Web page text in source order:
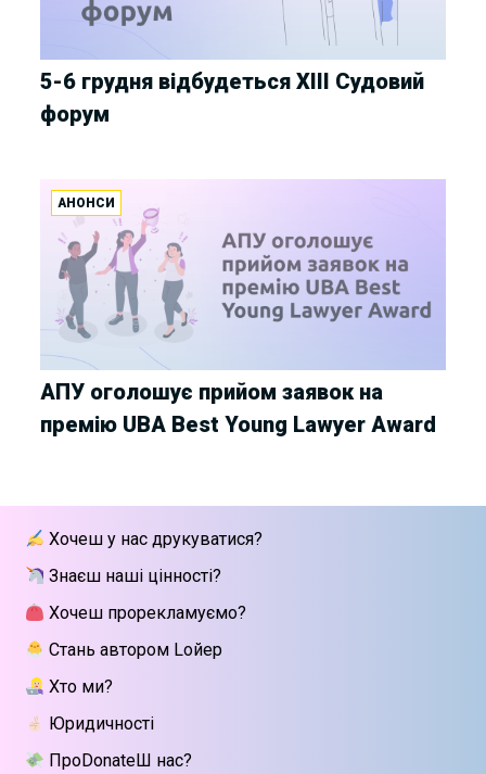
5-6 грудня відбудеться XIII Судовий
форум
АНОНСИ
АПУ оголошує прийом заявок на
премію UBA Best Young Lawyer Award
Хочеш у нас друкуватися?
Знаєш наші цінності?
Хочеш прорекламуємо?
Стань автором Lойер
Хто ми?
Юридичності
ПроDonateШ нас?